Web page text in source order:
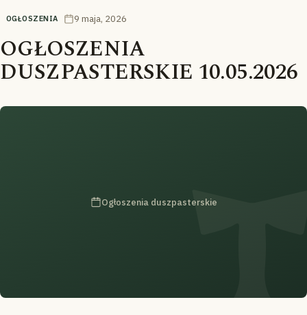
OGŁOSZENIA 9 maja, 2026
OGŁOSZENIA
DUSZPASTERSKIE 10.05.2026
Ogłoszenia duszpasterskie